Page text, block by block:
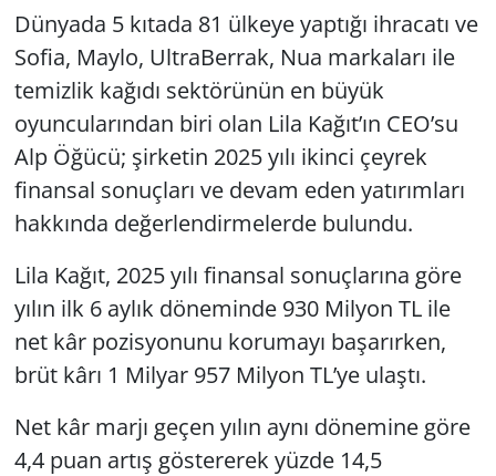
Dünyada 5 kıtada 81 ülkeye yaptığı ihracatı ve
Sofia, Maylo, UltraBerrak, Nua markaları ile
temizlik kağıdı sektörünün en büyük
oyuncularından biri olan Lila Kağıt’ın CEO’su
Alp Öğücü; şirketin 2025 yılı ikinci çeyrek
finansal sonuçları ve devam eden yatırımları
hakkında değerlendirmelerde bulundu.
Lila Kağıt, 2025 yılı finansal sonuçlarına göre
yılın ilk 6 aylık döneminde 930 Milyon TL ile
net kâr pozisyonunu korumayı başarırken,
brüt kârı 1 Milyar 957 Milyon TL’ye ulaştı.
Net kâr marjı geçen yılın aynı dönemine göre
4,4 puan artış göstererek yüzde 14,5